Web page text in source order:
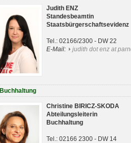
Judith ENZ
Standesbeamtin
Staatsbürgerschaftsevidenz
Tel.: 02166/2300 - DW 22
E-Mail:
judith dot enz at
Buchhaltung
Christine BIRICZ-SKODA
Abteilungsleiterin
Buchhaltung
Tel.: 02166 2300 - DW 14